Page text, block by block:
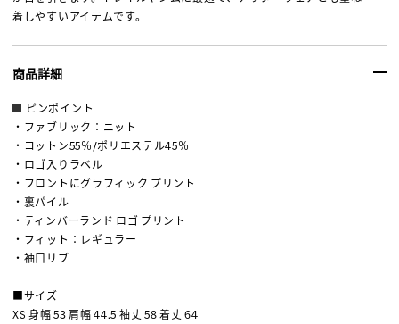
着しやすいアイテムです。
商品詳細
ピンポイント
・ファブリック：ニット
・コットン55％/ポリエステル45％
・ロゴ入りラベル
・フロントにグラフィック プリント
・裏パイル
・ティンバーランド ロゴ プリント
・フィット：レギュラー
・袖口リブ
■サイズ
XS 身幅 53 肩幅 44.5 袖丈 58 着丈 64